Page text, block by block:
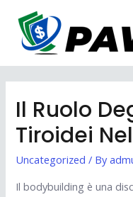
content
Il Ruolo
Tiroidei
Uncategorized / By
Il bodybuilding è una